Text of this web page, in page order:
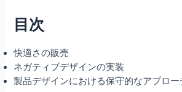
目次
快適さの販売
ネガティブデザインの実装
製品デザインにおける保守的なアプロ